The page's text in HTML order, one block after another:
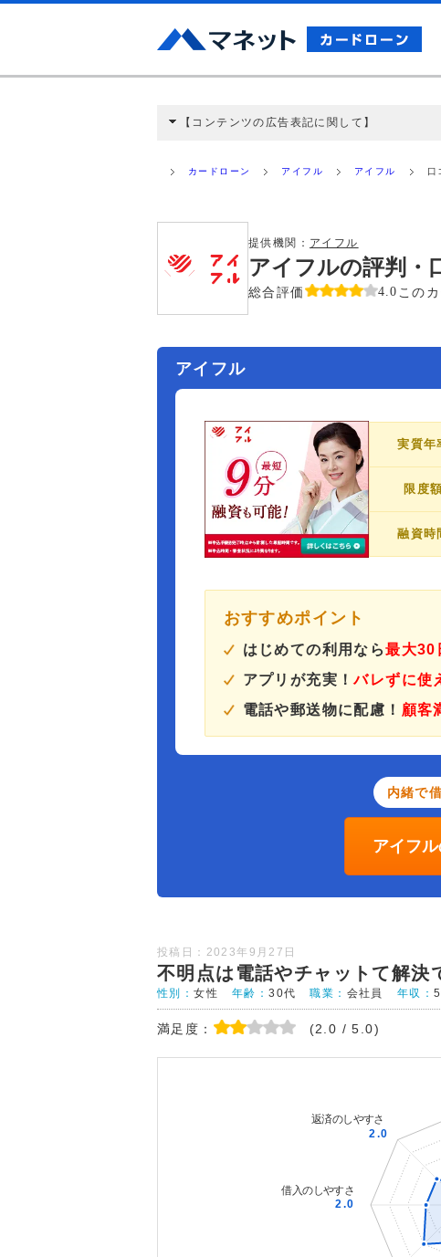
【コンテンツの広告表記に関して】
ミ収集などに基づき、公平性を担保した情報提供
カードローン アイフル アイフル 口
提供機関： アイフル
アイフルの評判・
総合評価 4.0 この
アイフル
実質年
限度
融資時
おすすめポイント
はじめての利用なら最大30
アプリが充実！バレずに使
電話や郵送物に配慮！ 顧客
内緒で
アイフ
投稿日：2023年9月27日
不明点は電話やチャットて解決
性別：女性 年齢：30代 職業： 会社員 年収：
満足度： (2.0 / 5.0)